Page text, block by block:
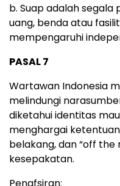
b. Suap adalah
uang, benda atau
mempengaruhi
PASAL 7
Wartawan Indonesia
melindungi
diketahui identitas
menghargai
belakang, dan “off the
kesepakatan.
Penafsiran: